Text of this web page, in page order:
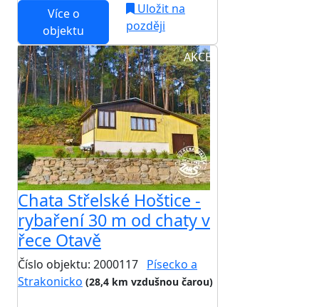
Více o
objektu
Uložit na
později
AKCE
Chata Střelské Hoštice -
rybaření 30 m od chaty v
řece Otavě
Číslo objektu: 2000117 Písecko a
Strakonicko (28,4 km vzdušnou čarou)